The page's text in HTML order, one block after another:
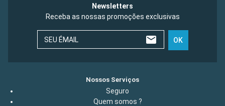
Newsletters
Receba as nossas promoções exclusivas
SEU ÉMAIL OK
Nossos Serviços
Seguro
Quem somos ?